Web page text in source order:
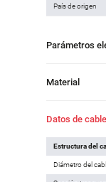
País de origen
Parámetros
Material
Datos de cable
Estructura del
Diámetro del